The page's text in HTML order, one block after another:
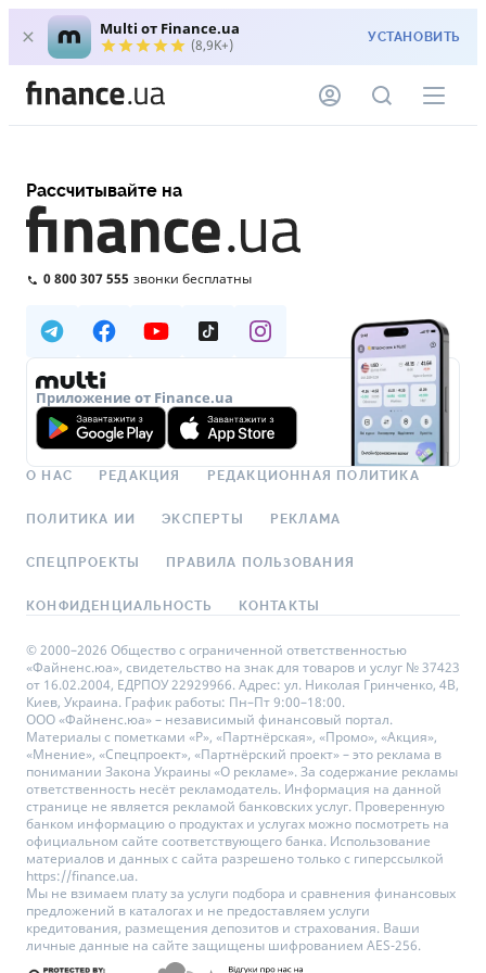
Multi от Finance.ua
(8,9K+) УСТАНОВИТЬ
Рассчитывайте на
0 800 307 555 звонки бесплатны
Приложение от Finance.ua
О НАС РЕДАКЦИЯ РЕДАКЦИОННАЯ ПОЛИТИКА
ПОЛИТИКА ИИ ЭКСПЕРТЫ РЕКЛАМА
СПЕЦПРОЕКТЫ ПРАВИЛА ПОЛЬЗОВАНИЯ
КОНФИДЕНЦИАЛЬНОСТЬ КОНТАКТЫ
© 2000–2026 Общество с ограниченной ответственностью
«Файненс.юа», свидетельство на знак для товаров и услуг № 37423
от 16.02.2004, ЕДРПОУ 22929966. Адрес: ул. Николая Гринченко, 4В,
Киев, Украина. График работы: Пн–Пт 9:00–18:00.
ООО «Файненс.юа» – независимый финансовый портал.
Материалы с пометками «Р», «Партнёрская», «Промо», «Акция»,
«Мнение», «Спецпроект», «Партнёрский проект» – это реклама в
понимании Закона Украины «О рекламе». За содержание рекламы
ответственность несёт рекламодатель. Информация на данной
странице не является рекламой банковских услуг. Проверенную
банком информацию о продуктах и услугах можно посмотреть на
официальном сайте соответствующего банка. Использование
материалов и данных с сайта разрешено только с гиперссылкой
https://finance.ua.
Мы не взимаем плату за услуги подбора и сравнения финансовых
предложений в каталогах и не предоставляем услуги
кредитования, размещения депозитов и страхования. Ваши
личные данные на сайте защищены шифрованием AES-256.